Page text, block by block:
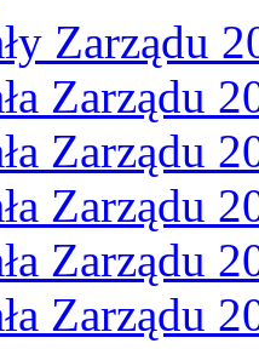
Zarządu
Zarządu
Zarządu
Zarządu
Zarządu
Zarządu